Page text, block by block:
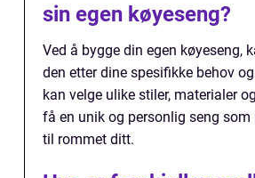
sin egen køyeseng?
Ved å bygge din egen køyeseng,
den etter dine spesifikke behov
kan velge ulike stiler, materialer
få en unik og personlig seng som
til rommet ditt.